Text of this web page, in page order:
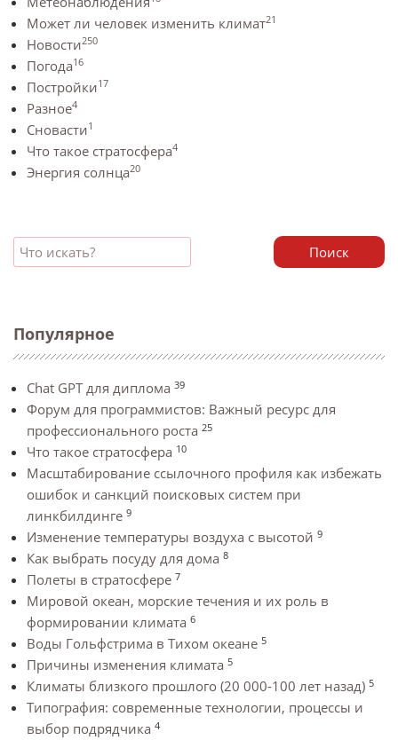
Может ли человек изменить климат21
Новости250
Погода16
Постройки17
Разное4
Сновасти1
Что такое стратосфера4
Энергия солнца20
Поиск
Популярное
Chat GPT для диплома 39
Форум для программистов: Важный ресурс для
профессионального роста 25
Что такое стратосфера 10
Масштабирование ссылочного профиля как избежать
ошибок и санкций поисковых систем при
линкбилдинге 9
Изменение температуры воздуха с высотой 9
Как выбрать посуду для дома 8
Полеты в стратосфере 7
Мировой океан, морские течения и их роль в
формировании климата 6
Воды Гольфстрима в Тихом океане 5
Причины изменения климата 5
Климаты близкого прошлого (20 000-100 лет назад) 5
Типография: современные технологии, процессы и
выбор подрядчика 4